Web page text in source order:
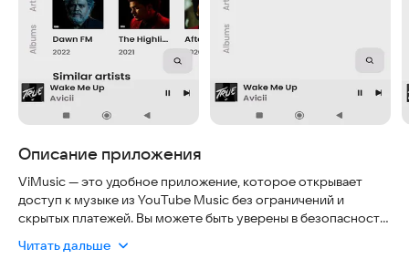
Описание приложения
ViMusic — это удобное приложение, которое открывает
доступ к музыке из YouTube Music без ограничений и
скрытых платежей. Вы можете быть уверены в безопасности:
разрешений и регулярно обновляется, чтобы
Читать дальше